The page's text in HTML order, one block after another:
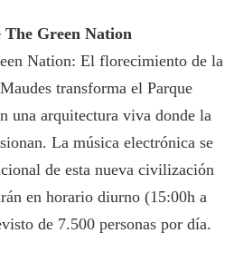
Green Nation
Nation: El florecimiento de la
transforma el Parque
una arquitectura viva donde la
La música electrónica se
de esta nueva civilización
en horario diurno (15:00h a
de 7.500 personas por día.